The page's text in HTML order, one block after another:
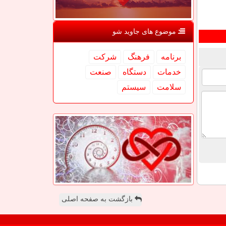
موضوع های جاوید شو
برنامه فرهنگ
شركت
خدمات
دستگاه
صنعت
سلامت
سیستم
بازگشت به صفحه اصلی